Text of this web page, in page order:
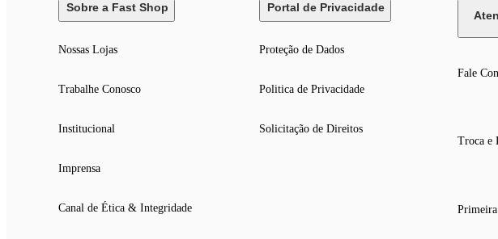
Sobre a Fast Shop
Nossas Lojas
Trabalhe Conosco
Institucional
Imprensa
Canal de Ética & Integridade
Portal de Privacidade
Proteção de Dados
Politica de Privacidade
Solicitação de Direitos
Fale
Troca e